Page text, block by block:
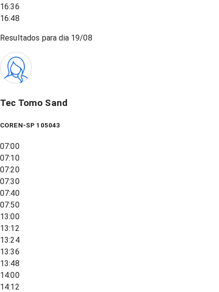
16:36
16:48
Resultados para dia 19/08
Tec Tomo Sand
COREN-SP 105043
07:00
07:10
07:20
07:30
07:40
07:50
13:00
13:12
13:24
13:36
13:48
14:00
14:12